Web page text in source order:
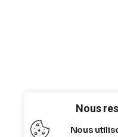
Nous
Nous